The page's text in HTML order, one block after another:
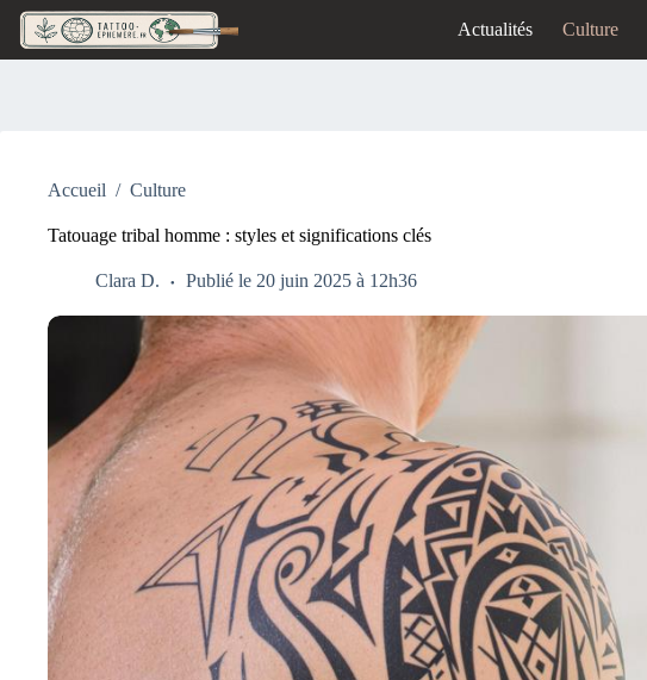
Passer
contenu
Actualités Culture
Accueil / Culture
Tatouage tribal homme : styles et significations clés
Clara D. Publié le 20 juin 2025 à 12h36